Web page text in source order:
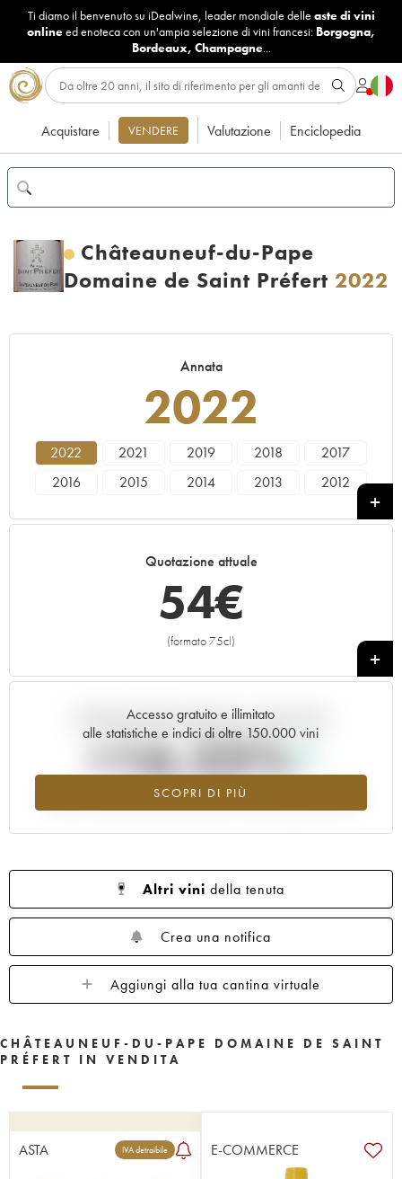
Ti diamo il benvenuto su iDealwine, leader mondiale delle aste di vini
onlineed enoteca con un'ampia selezione di vini francesi: Borgogna,
Bordeaux, Champagne...
Acquistare VENDERE Valutazione Enciclopedia
Châteauneuf-du-Pape
Domaine de Saint Préfert 2022
Annata
2022
2022 2021 2019 2018
2017
2016
2015 2014 2013
2012
Quotazione attuale
54€
(formato 75cl)
+
Accesso gratuito e illimitato
alle statistiche e indici di oltre 150.000 vini
SCOPRI DI PIÙ
Andamento della quotazione in tempo reale
+16.23%
Valore in aumento per l'annata 2022 nel 2026 rispetto al 2025
Altri vini della tenuta
Crea una notifica
Aggiungi alla tua cantina virtuale
CHÂTEAUNEUF-DU-PAPE DOMAINE DE SAINT
PRÉFERT IN VENDITA
ASTA IVA detraibile E-COMMERCE